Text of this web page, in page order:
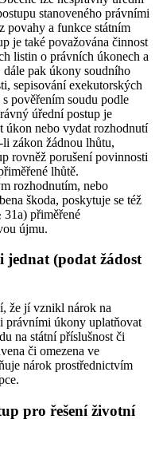
stanoveného právními
povahy a funkce státním
je také považována činnost
listin o právních úkonech a
pak úkony soudního
sepisování exekutorských
pověřením soudu podle
úřední postup je
úkon nebo vydat rozhodnutí
li zákon žádnou lhůtu,
rovněž porušení povinnosti
lhůtě.
rozhodnutím, nebo
škoda, poskytuje se též
31a) přiměřené
újmu.
jednat (podat žádost
že jí vznikl nárok na
právními úkony uplatňovat
na státní příslušnost či
či omezena ve
nárok prostřednictvím
pro řešení životní